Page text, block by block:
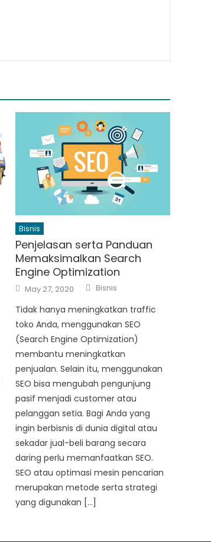
Bisnis
Penjelasan serta Panduan
Memaksimalkan Search
Engine Optimization
Posted
on
May 27, 2020 Author
Bisnis
Tidak hanya meningkatkan traffic
toko Anda, menggunakan SEO
(Search Engine Optimization)
membantu meningkatkan
penjualan. Selain itu, menggunakan
SEO bisa mengubah pengunjung
pasif menjadi customer atau
pelanggan setia. Bagi Anda yang
ingin berbisnis di dunia digital atau
sekadar jual-beli barang secara
daring perlu memanfaatkan SEO.
SEO atau optimasi mesin pencarian
merupakan metode serta strategi
yang digunakan […]